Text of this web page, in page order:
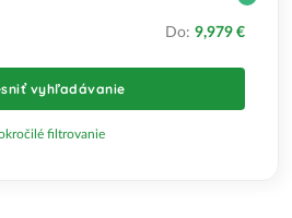
Do: 9,979 €
vyhľadávanie
filtrovanie